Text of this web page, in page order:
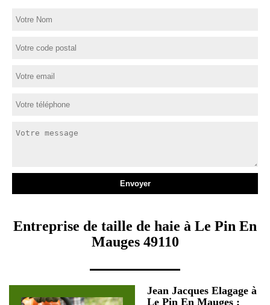
Entreprise de taille de haie à Le Pin En
Mauges 49110
Jean Jacques Elagage à
Le Pin En Mauges :